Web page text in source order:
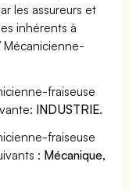
les assureurs et
inhérents à
fraiseuse
INDUSTRIE.
fraiseuse
: Mécanique,